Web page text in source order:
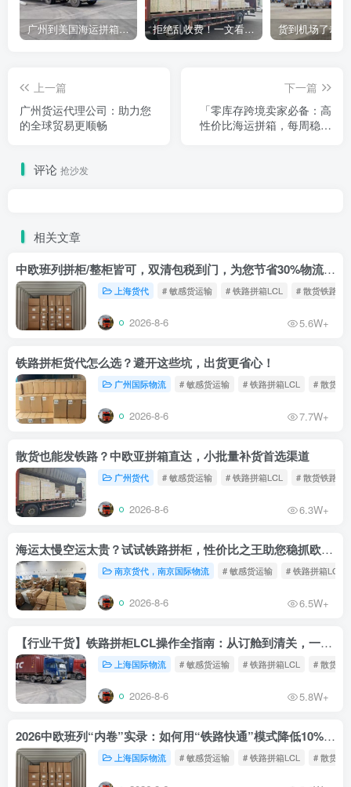
广州到美国海运拼箱多少钱？2024年最新运费构成+隐藏费用避坑指南 拒绝乱收费！一文看懂中国货代计费套路，教你避开所有隐形坑
上一篇
广州货运代理公司：助力您
的全球贸易更顺畅
下一篇
「零库存跨境卖家必备：高
性价比海运拼箱，每周稳定
评论 抢沙发
相关文章
中欧班列拼柜/整柜皆可，双清包税到门，为您节省30%物流成本！
上海货代 # 敏感货运输 # 铁路拼箱LCL # 散货铁路
2026-8-6 5.6W+
铁路拼柜货代怎么选？避开这些坑，出货更省心！
广州国际物流 # 敏感货运输 # 铁路拼箱LCL # 散货铁
2026-8-6 7.7W+
散货也能发铁路？中欧亚拼箱直达，小批量补货首选渠道
广州货代 # 敏感货运输 # 铁路拼箱LCL # 散货铁路
2026-8-6 6.3W+
海运太慢空运太贵？试试铁路拼柜，性价比之王助您稳抓欧洲市场
南京货代，南京国际物流 # 敏感货运输 # 铁路拼箱LCL
2026-8-6 6.5W+
【行业干货】铁路拼柜LCL操作全指南：从订舱到清关，一文读懂
上海国际物流 # 敏感货运输 # 铁路拼箱LCL # 散货铁
2026-8-6 5.8W+
2026中欧班列“内卷”实录：如何用“铁路快通”模式降低10%物流成本？
上海国际物流 # 敏感货运输 # 铁路拼箱LCL # 散货铁